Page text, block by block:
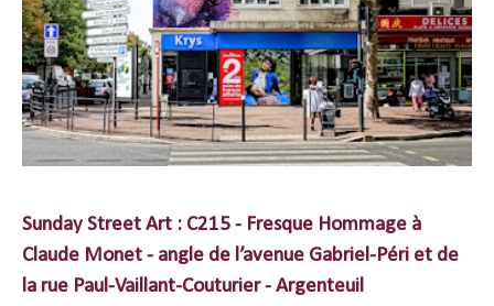
Sunday Street Art : C215 - Fresque Hommage à
Claude Monet - angle de l’avenue Gabriel-Péri et de
la rue Paul-Vaillant-Couturier - Argenteuil